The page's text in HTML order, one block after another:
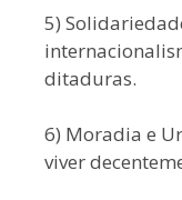
5)
ditaduras.
6) Moradia e
viver